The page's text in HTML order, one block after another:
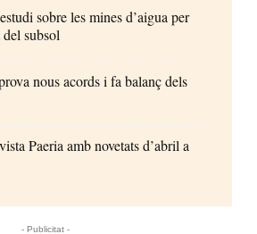
sobre les mines d’aigua per
subsol
nous acords i fa balanç dels
Paeria amb novetats d’abril a
- Publicitat -